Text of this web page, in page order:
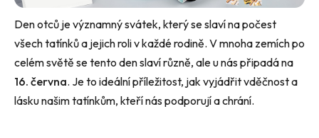
Den otců je významný svátek, který se slaví na počest
všech tatínků a jejich roli v každé rodině. V mnoha zemích po
celém světě se tento den slaví různě, ale u nás připadá na
16. června. Je to ideální příležitost, jak vyjádřit vděčnost a
lásku našim tatínkům, kteří nás podporují a chrání.